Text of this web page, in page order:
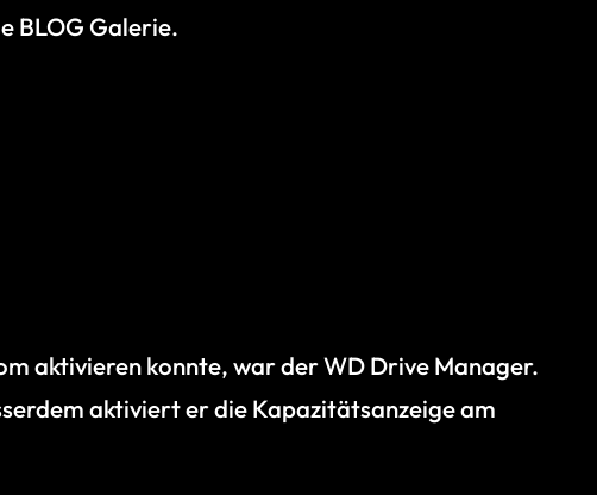
BLOG Galerie.
aktivieren konnte, war der WD Drive Manager.
aktiviert er die Kapazitätsanzeige am